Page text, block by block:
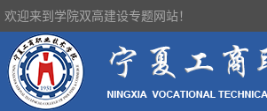
欢迎来到学院双高建设专题网站！